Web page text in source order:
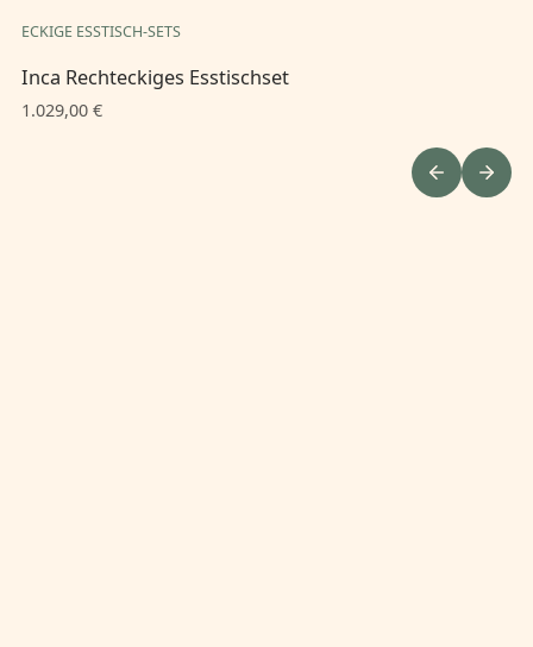
ECKIGE ESSTISCH-SETS
Inca Rechteckiges Esstischset
1.029,00 €